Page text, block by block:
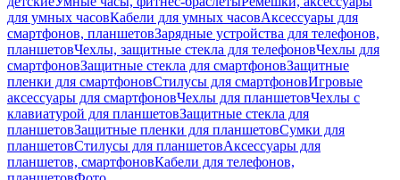
для умных часовКабели для умных часовАксессуары для
смартфонов, планшетовЗарядные устройства для телефонов,
планшетовЧехлы, защитные стекла для телефоновЧехлы для
смартфоновЗащитные стекла для смартфоновЗащитные
пленки для смартфоновСтилусы для смартфоновИгровые
аксессуары для смартфоновЧехлы для планшетовЧехлы с
клавиатурой для планшетовЗащитные стекла для
планшетовЗащитные пленки для планшетовСумки для
планшетовСтилусы для планшетовАксессуары для
планшетов, смартфоновКабели для телефонов,